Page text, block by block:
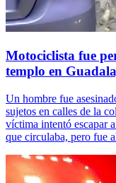
Motociclista fue
templo en
Un hombre fue
sujetos en calles de la
víctima intentó escapar
que circulaba, pero fue